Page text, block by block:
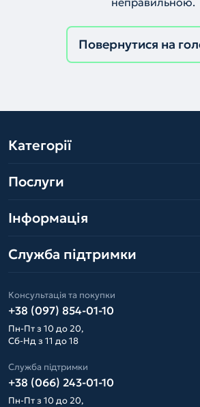
Повернутися на
Категорії
Послуги
Інформація
Служба підтримки
Консультація та покупки
+38 (097) 854-01-10
Пн-Пт з 10 до 20,
Сб-Нд з 11 до 18
Служба підтримки
+38 (066) 243-01-10
Пн-Пт з 10 до 20,